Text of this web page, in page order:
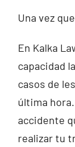
Una vez
En Kalka
capacidad
casos de
última
accidente
realizar tu